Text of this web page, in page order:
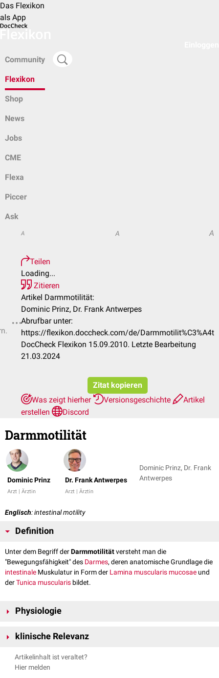
Das Flexikon
als App
Community
Flexikon
Shop
News
Jobs
CME
Flexa
Piccer
Ask
A A A
Teilen
Loading...
Zitieren
Artikel Darmmotilität:
Dominic Prinz, Dr. Frank Antwerpes
Abrufbar unter:
https://flexikon.doccheck.com/de/Darmmotilit%C3%A4t
DocCheck Flexikon 15.09.2010. Letzte Bearbeitung
21.03.2024
Zitat kopieren
Was zeigt hierher
Versionsgeschichte
Artikel
erstellen
Discord
Darmmotilität
Dominic Prinz
Arzt | Ärztin
Dr. Frank Antwerpes
Arzt | Ärztin
Dominic Prinz, Dr. Frank
Antwerpes
Englisch: intestinal motility
Definition
Unter dem Begriff derDarmmotilitätversteht man die
"Bewegungsfähigkeit" des Darmes, deren anatomische Grundlage die
intestinale Muskulatur in Form der Lamina muscularis mucosae und
derTunica muscularis bildet.
Physiologie
durch dasenterische Nervensystem
lokaleReflexe(z.B. Dehnung),
Nervensystemgetriggert wird. Dem
klinische Relevanz
Störungen der Darmmotilität sind Ursache verschiedener Erkrankungen.
vergleiche hierzu:
Artikelinhalt ist veraltet?
Hier melden